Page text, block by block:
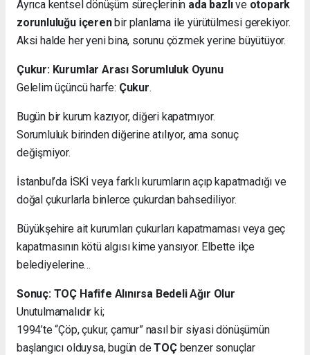
Ayrıca kentsel dönüşüm süreçlerinin ada bazlıve otopark
zorunluluğu içerenbir planlama ile yürütülmesi gerekiyor.
Aksi halde her yeni bina, sorunu çözmek yerine büyütüyor.
Çukur: Kurumlar Arası Sorumluluk Oyunu
Gelelim üçüncü harfe: Çukur.
Bugün bir kurum kazıyor, diğeri kapatmıyor.
Sorumluluk birinden diğerine atılıyor, ama sonuç
değişmiyor.
İstanbul’da İSKİ veya farklı kurumların açıp kapatmadığı ve
doğal çukurlarla binlerce çukurdan bahsediliyor.
Büyükşehire ait kurumları çukurları kapatmaması veya geç
kapatmasının kötü algısı kime yansıyor. Elbette ilçe
belediyelerine…
Sonuç: TOÇ Hafife Alınırsa Bedeli Ağır Olur
Unutulmamalıdır ki;
1994’te “Çöp, çukur, çamur” nasıl bir siyasi dönüşümün
başlangıcı olduysa, bugün deTOÇbenzer sonuçlar